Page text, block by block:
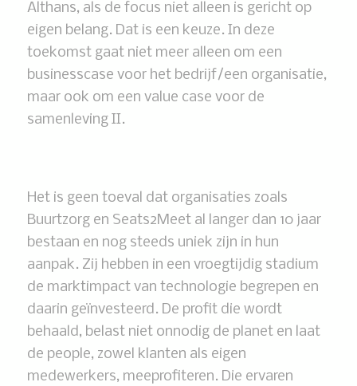
Althans, als de focus niet alleen is gericht op
eigen belang. Dat is een keuze. In deze
toekomst gaat niet meer alleen om een
businesscase voor het bedrijf/een organisatie,
maar ook om een value case voor de
samenleving II.
Het is geen toeval dat organisaties zoals
Buurtzorg en Seats2Meet al langer dan 10 jaar
bestaan en nog steeds uniek zijn in hun
aanpak. Zij hebben in een vroegtijdig stadium
de marktimpact van technologie begrepen en
daarin geïnvesteerd. De profit die wordt
behaald, belast niet onnodig de planet en laat
de people, zowel klanten als eigen
medewerkers, meeprofiteren. Die ervaren